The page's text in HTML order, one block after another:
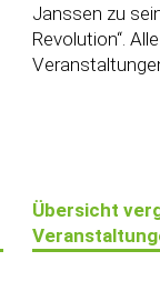
Janssen zu
Revolution“.
Übersicht